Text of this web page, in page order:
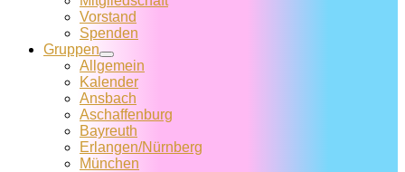
Vorstand
Spenden
Gruppen
Allgemein
Kalender
Ansbach
Aschaffenburg
Bayreuth
Erlangen/Nürnberg
München